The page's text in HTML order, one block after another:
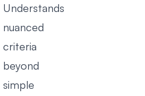
Understands
nuanced
criteria
beyond
simple